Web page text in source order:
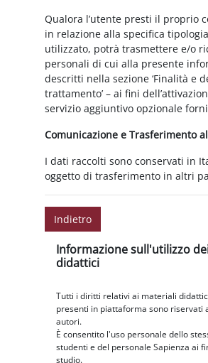
Qualora l’utente presti il proprio
in relazione alla specifica
utilizzato, potrà trasmettere e/o
personali di cui alla presente
descritti nella sezione ‘Finalità e
trattamento’ – ai fini
servizio aggiuntivo opzionale
Comunicazione e Trasferimento
I dati raccolti sono conservati in
oggetto di trasferimento in altri
Indietro
Blocchi
Informazione sull'utilizzo
didattici
Tutti i diritti relativi ai materiali
presenti in piattaforma sono riservati
autori.
È consentito l'uso personale dello
studenti e del personale Sapienza ai
studio.